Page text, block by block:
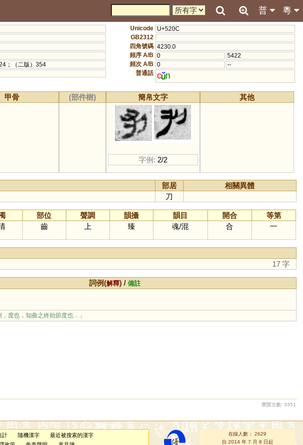
粵
普
；（二版）354
Unicode U+520C
GB2312
四角號碼 4230.0
頻序 A/B 0
5422
頻次 A/B 0
--
普通話 c n
甲骨 (部件樹) 簡帛文字
字例: 2/2
其他
部居
相關異體
刀
部位 聲調 韻攝 韻目 開合
等第
齒 上 臻 魂/混 合 一
17 字
詞例(解釋) /備註
度也，知曲之終始節度也．」
瀏覽次數: 3351
計 隨機漢字
最近被搜索的漢字
在線人數： 2629
自 2014 年 7 月 8 日起